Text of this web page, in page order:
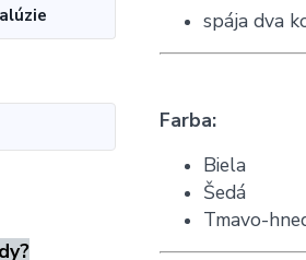
spája dva
Farba:
Biela
Šedá
Tmavo-